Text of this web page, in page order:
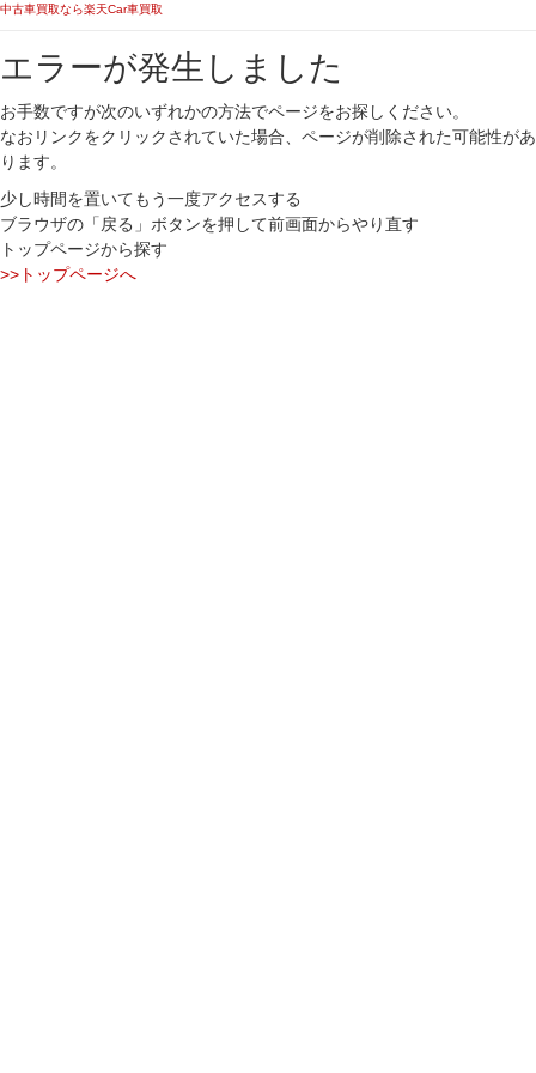
中古車買取なら楽天Car車買取
エラーが発生しました
お手数ですが次のいずれかの方法でページをお探しください。
なおリンクをクリックされていた場合、ページが削除された可能性があ
ります。
少し時間を置いてもう一度アクセスする
ブラウザの「戻る」ボタンを押して前画面からやり直す
トップページから探す
>>トップページへ